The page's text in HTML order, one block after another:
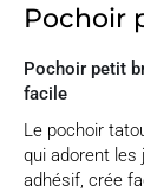
Pochoir
Pochoir petit
facile
Le pochoir
qui adorent les
adhésif, crée